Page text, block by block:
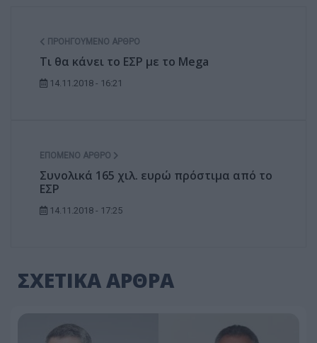
ΠΡΟΗΓΟΎΜΕΝΟ ΆΡΘΡΟ
Τι θα κάνει το ΕΣΡ με το Mega
14.11.2018 - 16:21
ΕΠΌΜΕΝΟ ΆΡΘΡΟ
Συνολικά 165 χιλ. ευρώ πρόστιμα από το
ΕΣΡ
14.11.2018 - 17:25
ΣΧΕΤΙΚΑ ΑΡΘΡΑ